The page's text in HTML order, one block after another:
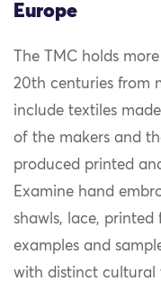
Europe
The TMC holds
20th centuries from
include textiles
of the makers and
produced printed
Examine hand
shawls, lace,
examples and
with distinct cultural